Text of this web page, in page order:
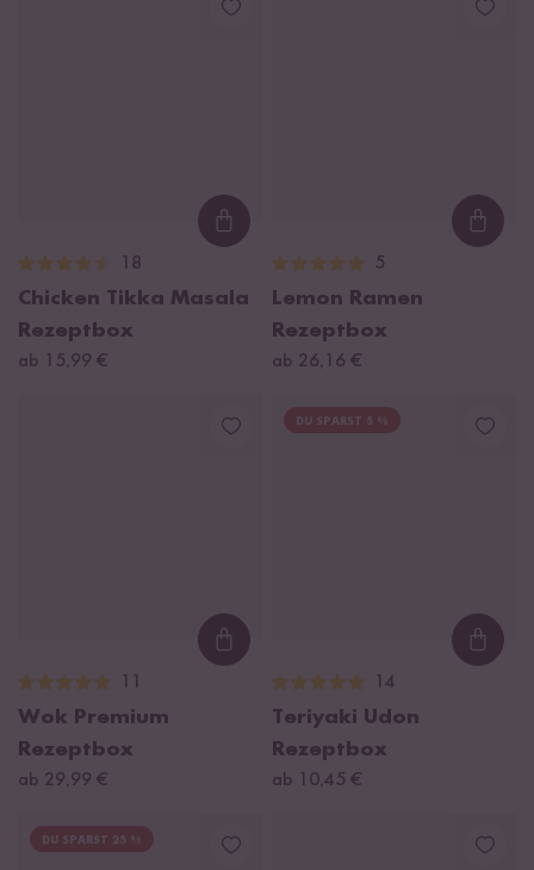
Loading...
18
Chicken Tikka Masala
Rezeptbox
ab 15,99 €
5
Lemon Ramen
Rezeptbox
ab 26,16 €
Loading...
Wok Premium
Rezeptbox
ab 29,99 €
DU SPARST 5 %
14
Teriyaki Udon
Rezeptbox
ab 10,45 €
DU SPARST 25 %